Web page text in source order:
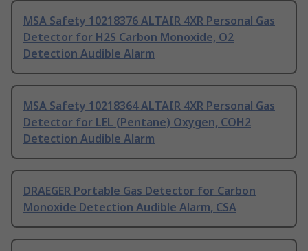
MSA Safety 10218376 ALTAIR 4XR Personal Gas
Detector for H2S Carbon Monoxide, O2
Detection Audible Alarm
MSA Safety 10218364 ALTAIR 4XR Personal Gas
Detector for LEL (Pentane) Oxygen, COH2
Detection Audible Alarm
DRAEGER Portable Gas Detector for Carbon
Monoxide Detection Audible Alarm, CSA